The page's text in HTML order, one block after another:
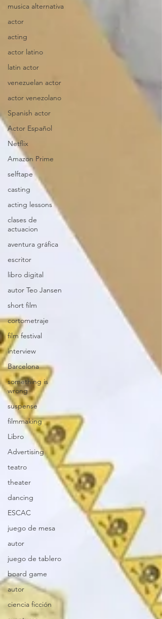
musica alternativa
actor
acting
actor latino
latin actor
venezuelan actor
actor venezolano
Spanish actor
Actor Español
Netflix
Amazon Prime
selftape
casting
acting lessons
clases de
actuacion
aventura gráfica
escritor
libro digital
autor Teo Jansen
short film
cortometraje
film festival
interview
Barcelona
something is
wrong
suspense
filmmaking
Libro
Advertising
teatro
theater
dancing
ESCAC
juego de mesa
autor
juego de tablero
board game
autor
ciencia ficción